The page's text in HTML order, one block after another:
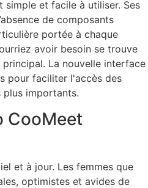
simple et facile à utiliser. Ses
de composants
portée à chaque
avoir besoin se trouve
La nouvelle interface
pour faciliter l'accès des
plus importants.
CooMeet
et à jour. Les femmes que
optimistes et avides de